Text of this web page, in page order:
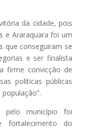
da cidade, pois
e Araraquara foi um
que conseguiram se
e ser finalista
firme convicção de
políticas públicas
pelo município foi
fortalecimento do